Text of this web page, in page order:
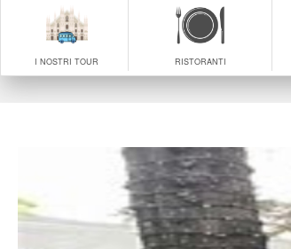
I NOSTRI TOUR RISTORANTI